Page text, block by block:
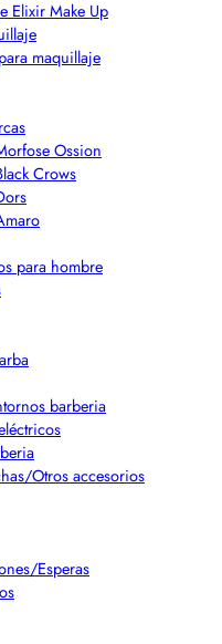
Elixir Make Up
maquillaje
Ossion
Crows
para hombre
barberia
Otros accesorios
Esperas